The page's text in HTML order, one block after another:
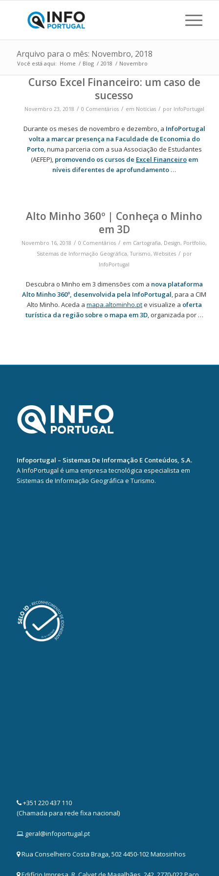
Arquivo para o mês: Novembro, 2018
Você está aqui: Home / Blog / 2018 / Novembro
Curso Excel Financeiro: um caso de
sucesso
Novembro 23, 2018 / 0 Comentários / em Notícias / por InfoPortugal
Durante os meses de novembro e dezembro, a InfoPortugal
volta a marcar presença na Faculdade de Economia do
Porto, numa parceria com a sua Associação de Estudantes
(AEFEP), promovendo os cursos de Excel Financeiroem
níveis diferentes de aprofundamento …
Alto Minho 360º | Conheça o Minho
em 3D
Novembro 16, 2018 / 0 Comentários / em Cartografia, Design, Portfolio,
Sistemas de Informação Geográfica,Turismo, Websites / por
InfoPortugal
Descubra o Minho em 3 dimensões com a nova plataforma
Alto Minho 360º, desenvolvida pela InfoPortugal, para a CIM
Alto Minho. Aceda a mapa.altominho.pte visualize a oferta
turística da região sobre o mapa em 3D, organizada por …
Infoportugal – Sistemas De Informação E Conteúdos, S.A.
A InfoPortugal é uma empresa tecnológica especialista em
Sistemas de Informação Geográfica e Turismo.
+351 220 437 110
(Chamada para rede fixa nacional)
geral@infoportugal.pt
Rua Conselheiro Costa Braga, 502 4450-102 Matosinhos